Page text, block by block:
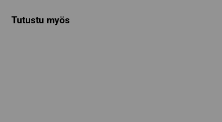
Tutustu myös